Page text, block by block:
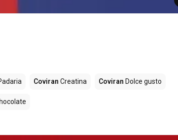
Coviran Creatina Coviran Dolce gusto